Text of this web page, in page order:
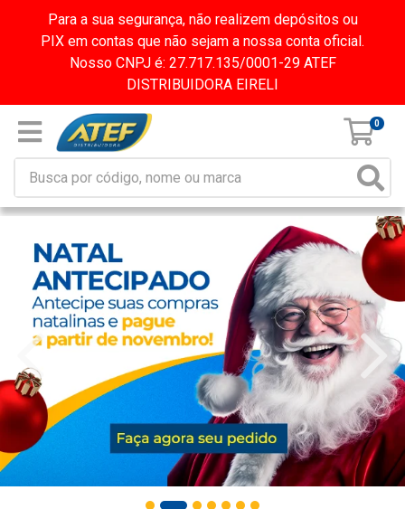
Para a sua segurança, não realizem depósitos ou
PIX em contas que não sejam a nossa conta oficial.
Nosso CNPJ é: 27.717.135/0001-29 ATEF
DISTRIBUIDORA EIRELI
0